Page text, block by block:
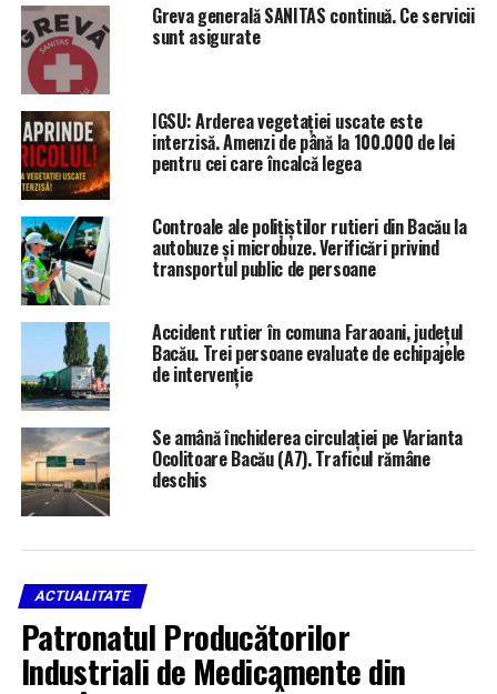
Dosarele complete de recrutare se depun la sediul
Inspectoratului de Poliție Județean Bacău, până la data
de 6 august 2026, în zilele lucrătoare, în intervalul orar
08.00–16.00.
Evaluarea psihologică a candidaților se va desfășura
până la data de 4 august 2026, iar etapele concursului
de admitere organizat de Academia de Poliție „Alexandru
Ioan Cuza” sunt programate astfel:
12–19 august 2026 – evaluarea performanței fizice;
22 august 2026 – proba scrisă de verificare a
cunoștințelor;
27 august – 14 septembrie 2026 – examinarea medicală;
15 septembrie 2026 – afișarea rezultatelor finale.
Persoanele interesate trebuie să îndeplinească toate
condițiile legale și criteriile specifice de recrutare,
inclusiv cele privind studiile, aptitudinile medicale,
psihologice și fizice, precum și conduita
corespunzătoare exercitării profesiei de polițist.
calendarul admiterii, documentele necesare și
Inspectoratului de Poliție Județean Bacău, în secțiunea
Carieră – Admitere instituții de învățământ, precum și
Greva generală SANITAS continuă. Ce servicii
sunt asigurate
IGSU: Arderea vegetației uscate este
interzisă. Amenzi de până la 100.000 de lei
pentru cei care încalcă legea
Controale ale polițiștilor rutieri din Bacău la
autobuze și microbuze. Verificări privind
transportul public de persoane
Accident rutier în comuna Faraoani, județul
Bacău. Trei persoane evaluate de echipajele
de intervenție
Se amână închiderea circulației pe Varianta
Ocolitoare Bacău (A7). Traficul rămâne
deschis
ACTUALITATE
Patronatul Producătorilor
Industriali de Medicamente din